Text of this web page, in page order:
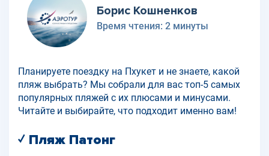
Борис Кошненков
Время чтения: 2 минуты
Планируете поездку на Пхукет и не знаете, какой
пляж выбрать? Мы собрали для вас топ-5 самых
популярных пляжей с их плюсами и минусами.
Читайте и выбирайте, что подходит именно вам!
✓ Пляж Патонг